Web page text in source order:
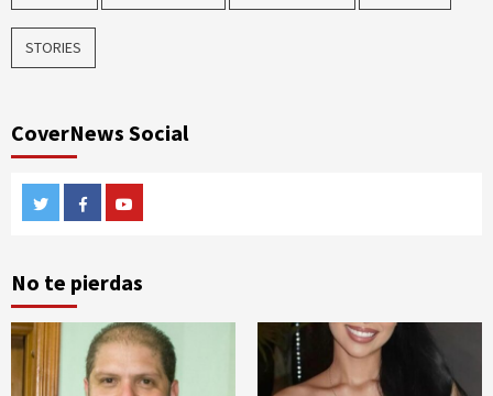
STORIES
CoverNews Social
TwitterFacebook
No te pierdas